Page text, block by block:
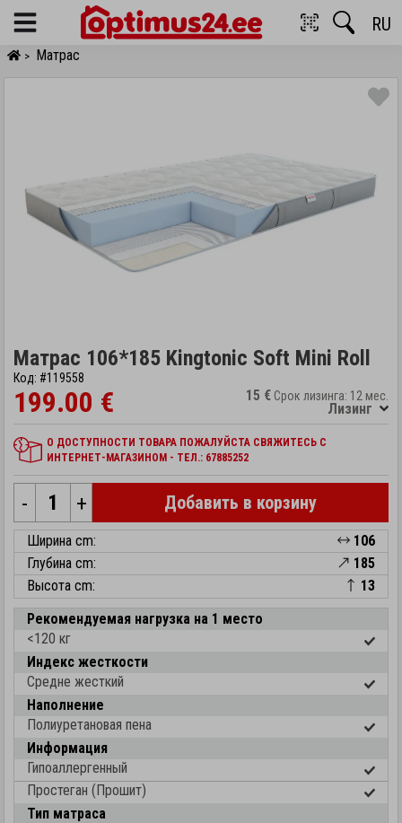
Menu RU
> Матрас
Матрас 106*185 Kingtonic Soft Mini Roll
Код: #119558
199.00 € 15 € Срок лизинга: 12 мес.
Лизинг
О ДОСТУПНОСТИ ТОВАРА ПОЖАЛУЙСТА СВЯЖИТЕСЬ С
ИНТЕРНЕТ-МАГАЗИНОМ - ТЕЛ.: 67885252
- + Добавить в корзину
Ширина cm:
106
Глубина cm:
185
Высота cm:
13
Рекомендуемая нагрузка на 1 место
<120 кг
Индекс жесткости
Средне жесткий
Наполнение
Полиуретановая пена
Информация
Гипоаллергенный
Простеган (Прошит)
Тип матраса